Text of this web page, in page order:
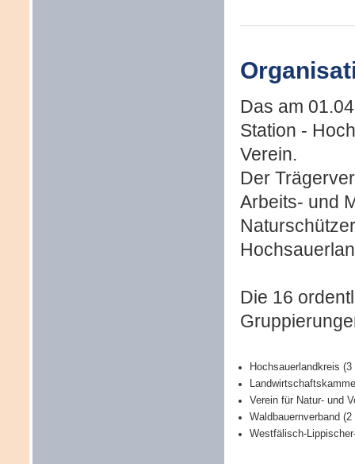
Das am
Station -
Verein.
Der
Arbeits- und
Die 16
Hochsauerlandkreis (3
Verein für Natur- und
Waldbauernverband (2
Westfälisch-